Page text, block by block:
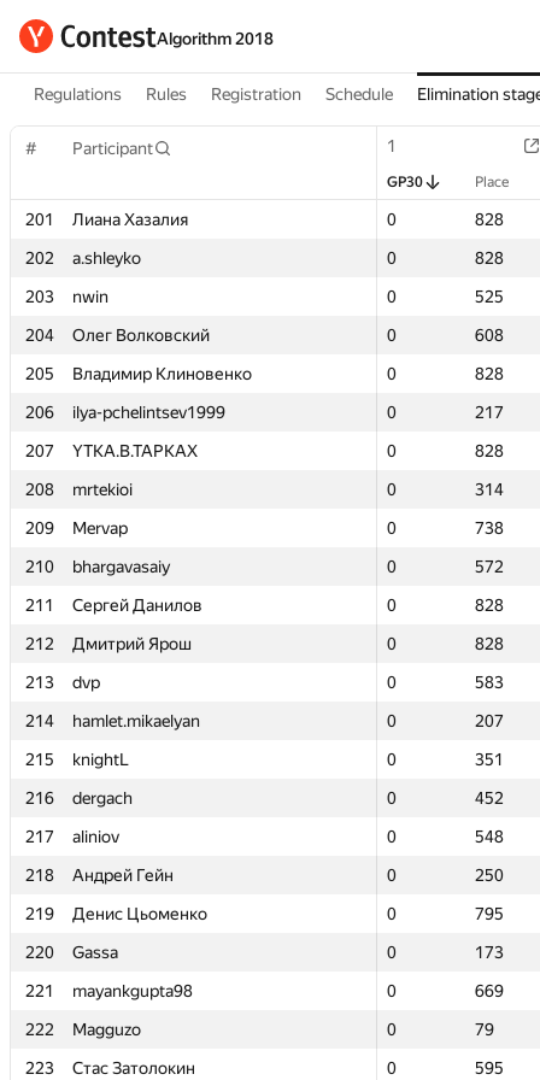
Algorithm 2018
Regulations Rules Registration Schedule Elimination
# Participant 1
GP30 Place
201 Лиана Хазалия 0
828
202
a.shleyko 0
828
203
nwin 0
525
204
Олег Волковский 0
608
205
Владимир Клиновенко 0
828
206
ilya-pchelintsev1999 0
217
207
YTKA.B.TAPKAX 0
828
208
mrtekioi 0
314
209
Mervap 0
738
210
bhargavasaiy 0
572
211
Сергей Данилов 0
828
212
Дмитрий Ярош 0
828
213
dvp 0
583
214
hamlet.mikaelyan 0
207
215
knightL 0
351
216
dergach 0
452
217
aliniov 0
548
218
Андрей Гейн 0
250
219
Денис Цьоменко 0
795
220
Gassa 0
173
221
mayankgupta98 0
669
222
Magguzo 0
79
223
Стас Затолокин 0 595
# Participant 1
GP30 Place
201 Лиана Хазалия 0
828
202
a.shleyko 0
828
203
nwin 0
525
204
Олег Волковский 0
608
205
Владимир Клиновенко 0
828
206
ilya-pchelintsev1999 0
217
207
YTKA.B.TAPKAX 0
828
208
mrtekioi 0
314
209
Mervap 0
738
210
bhargavasaiy 0
572
211
Сергей Данилов 0
828
212
Дмитрий Ярош 0
828
213
dvp 0
583
214
hamlet.mikaelyan 0
207
215
knightL 0
351
216
dergach 0
452
217
aliniov 0
548
218
Андрей Гейн 0
250
219
Денис Цьоменко 0
795
220
Gassa 0
173
221
mayankgupta98 0
669
222
Magguzo 0
79
223
Стас Затолокин 0 595